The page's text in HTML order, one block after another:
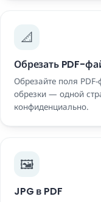
📐
Обрезать PDF-
Обрезайте поля
обрезки — одной
конфиденциально.
🖼️
JPG в PDF